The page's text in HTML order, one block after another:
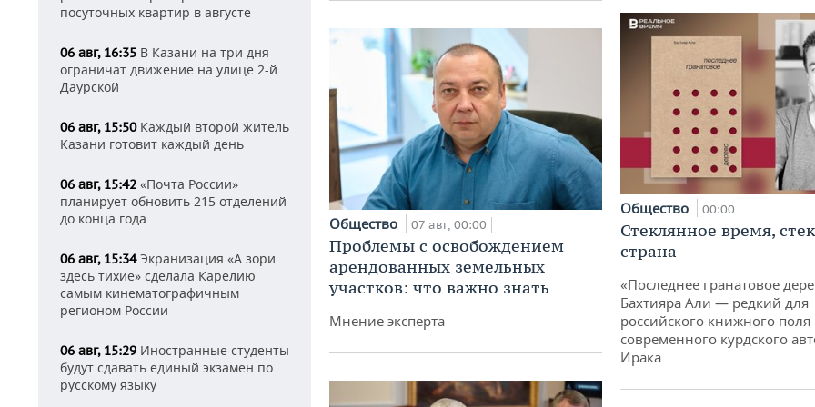
посуточных квартир в августе
06 авг, 16:35 В Казани на три дня
ограничат движение на улице 2-й
Даурской
06 авг, 15:50Каждый второй житель
Казани готовит каждый день
06 авг, 15:42 «Почта России»
планирует обновить 215 отделений
до конца года
06 авг, 15:34Экранизация «А зори
здесь тихие» сделала Карелию
самым кинематографичным
регионом России
06 авг, 15:29 Иностранные студенты
будут сдавать единый экзамен по
русскому языку
Общество 07 авг, 00:00
Проблемы с освобождением
арендованных земельных
участков: что важно знать
Мнение эксперта
Общество 00:00
Стеклянное время,
страна
«Последнее гранатовое
Бахтияра Али — редкий для
российского книжного поля
современного курдского
Ирака